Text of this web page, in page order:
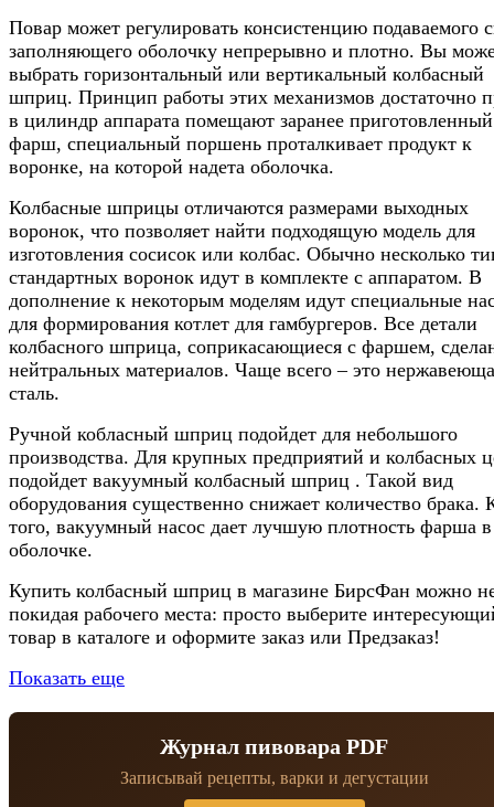
Повар может регулировать консистенцию подаваемого
заполняющего оболочку непрерывно и плотно. Вы
выбрать горизонтальный или вертикальный колбасный
шприц. Принцип работы этих механизмов достаточно
в цилиндр аппарата помещают заранее приготовленный
фарш, специальный поршень проталкивает продукт к
воронке, на которой надета оболочка.
Колбасные шприцы отличаются размерами выходных
воронок, что позволяет найти подходящую модель для
изготовления сосисок или колбас. Обычно несколько
стандартных воронок идут в комплекте с аппаратом. В
дополнение к некоторым моделям идут специальные
для формирования котлет для гамбургеров. Все детали
колбасного шприца, соприкасающиеся с фаршем,
нейтральных материалов. Чаще всего – это
сталь.
Ручной кобласный шприц подойдет для небольшого
производства. Для крупных предприятий и колбасных
подойдет вакуумный колбасный шприц . Такой вид
оборудования существенно снижает количество брака.
того, вакуумный насос дает лучшую плотность фарша в
оболочке.
Купить колбасный шприц в магазине БирсФан можно
покидая рабочего места: просто выберите
товар в каталоге и оформите заказ или Предзаказ!
Показать еще
Журнал пивовара PDF
Записывай рецепты, варки и дегустации